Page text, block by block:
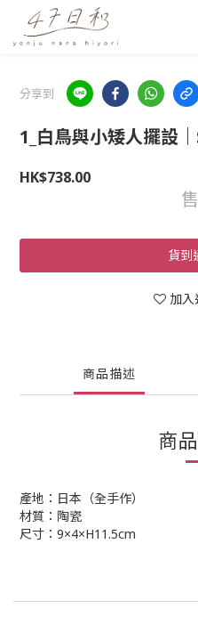
分享到
1_白鳥與小矮人擺設
HK$738.00
貨到
加
商品描述
商
產地：日本（全手作）
材質：陶瓷
尺寸：9×4×H11.5cm